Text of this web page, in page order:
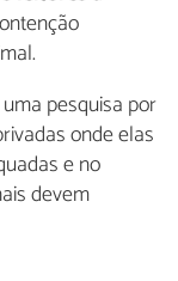
pesquisa por
onde elas
e no
devem